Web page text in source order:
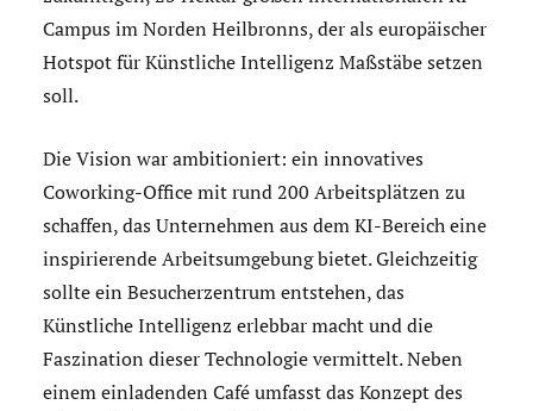
Campus im Norden Heilbronns, der als europäischer
Hotspot für Künstliche Intelligenz Maßstäbe setzen
soll.
Die Vision war ambitioniert: ein innovatives
Coworking-Office mit rund 200 Arbeitsplätzen zu
schaffen, das Unternehmen aus dem KI-Bereich eine
inspirierende Arbeitsumgebung bietet. Gleichzeitig
sollte ein Besucherzentrum entstehen, das
Künstliche Intelligenz erlebbar macht und die
Faszination dieser Technologie vermittelt. Neben
einem einladenden Café umfasst das Konzept des